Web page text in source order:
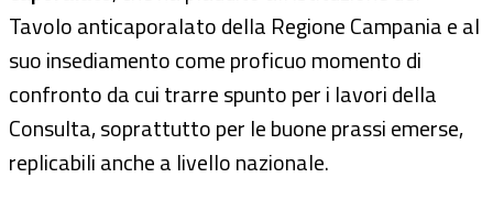
Tavolo anticaporalato della Regione Campania e al
suo insediamento come proficuo momento di
confronto da cui trarre spunto per i lavori della
Consulta, soprattutto per le buone prassi emerse,
replicabili anche a livello nazionale.